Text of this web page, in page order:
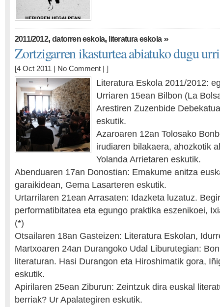
2011/2012,datorren eskola, literatura eskola»
Zortzigarren ikasturtea abiatuko dugu
[4 Oct 2011 | No Comment | ]
Literatura Eskola 2011/2012:
Urriaren 15ean Bilbon (La
Arestiren Zuzenbide
eskutik.
Azaroaren 12an Tolosako
irudiaren bilakaera, ahozkotik
Yolanda Arrietaren eskutik.
Abenduaren 17an Donostian: Emakume anitza
garaikidean, Gema Lasarteren eskutik.
Urtarrilaren 21ean Arrasaten: Idazketa luzatuz.
performatibitatea eta egungo praktika eszenikoei,
(*)
Otsailaren 18an Gasteizen: Literatura Eskolan,
Martxoaren 24an Durangoko Udal Liburutegian:
literaturan. Hasi Durangon eta Hiroshimatik gora,
eskutik.
Apirilaren 25ean Ziburun: Zeintzuk dira euskal
berriak? Ur Apalategiren eskutik.